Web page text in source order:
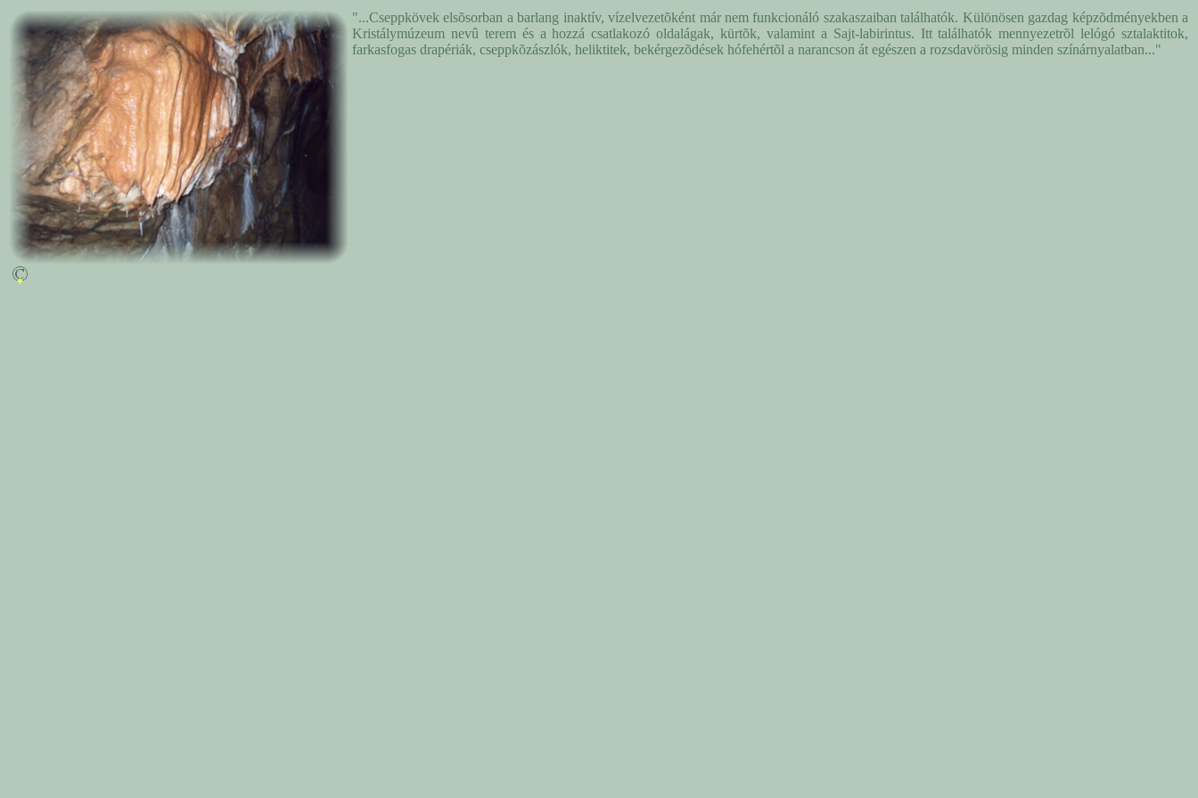
"...Cseppkövek elsõsorban a barlang inaktív, vízelvezetõként már nem funkcionáló szakaszaiban találhatók. Különösen gazdag képzõdményekben a
Kristálymúzeum nevû terem és a hozzá csatlakozó oldalágak, kürtõk, valamint a Sajt-labirintus. Itt találhatók mennyezetrõl lelógó sztalaktitok,
farkasfogas drapériák, cseppkõzászlók, heliktitek, bekérgezõdések hófehértõl a narancson át egészen a rozsdavörösig minden színárnyalatban..."